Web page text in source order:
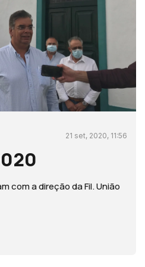
21 set, 2020, 11:56
com a direção da Fil. União